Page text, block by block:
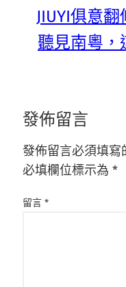
JIUYI俱意
聽見南粵
發佈留言
發佈留言必須填寫
必填欄位標示為 *
留言 *